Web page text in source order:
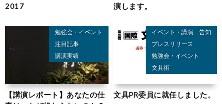
2017
演します。
勉強会・イベント
注目記事
講演実績
【講演レポート】あなたの仕
イベント・講演 告知
プレスリリース
勉強会・イベント
文具術
文具PR委員に就任しました。